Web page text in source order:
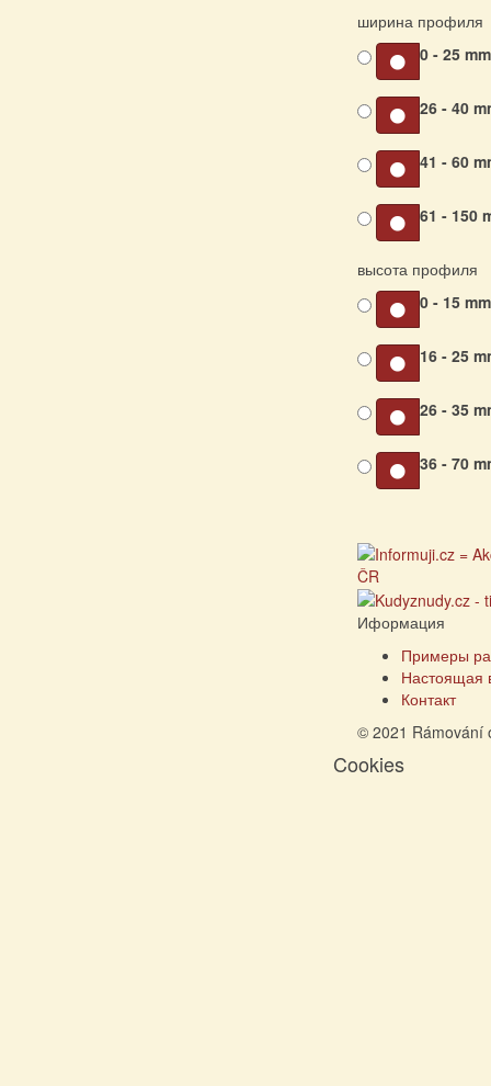
ширина профиля
0 - 25
26 - 40
41 - 60
61 - 150
высота профиля
0 - 15
16 - 25
26 - 35
36 - 70
Иформация
Примеры
Настоящая
Контакт
© 2021 Rámování
Cookies